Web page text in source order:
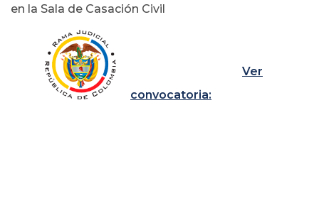
en la Sala de Casación Civil
Ver
convocatoria: